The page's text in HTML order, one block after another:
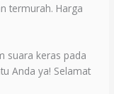
termurah. Harga
suara keras pada
Anda ya! Selamat